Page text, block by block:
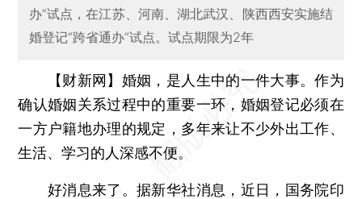
办”试点，在江苏、河南、湖北武汉、陕西西安实施结
婚登记“跨省通办”试点。试点期限为2年
【财新网】 婚姻，是人生中的一件大事。作为
确认婚姻关系过程中的重要一环，婚姻登记必须在
一方户籍地办理的规定，多年来让不少外出工作、
生活、学习的人深感不便。
好消息来了。据新华社消息，近日，国务院印